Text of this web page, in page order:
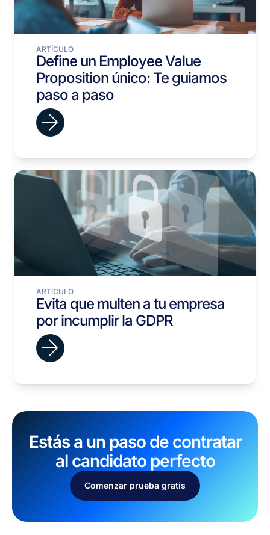
ARTÍCULO
Define un Employee Value
Proposition único: Te guiamos
paso a paso
ARTÍCULO
Evita que multen a tu empresa
por incumplir la GDPR
Estás a un paso de contratar
al candidato perfecto
Comenzar prueba gratis